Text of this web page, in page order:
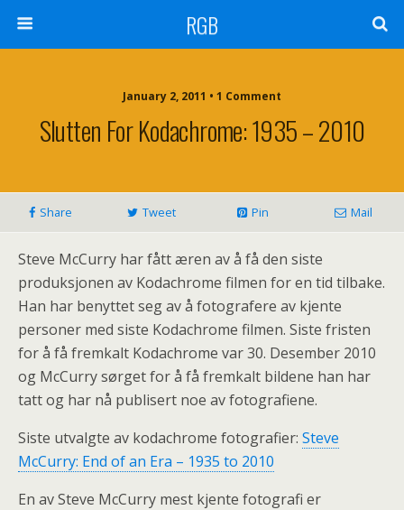
RGB
January 2, 2011 • 1 Comment
Slutten For Kodachrome: 1935 – 2010
Share Tweet Pin Mail
Steve McCurry har fått æren av å få den siste
produksjonen av Kodachrome filmen for en tid tilbake.
Han har benyttet seg av å fotografere av kjente
personer med siste Kodachrome filmen. Siste fristen
for å få fremkalt Kodachrome var 30. Desember 2010
og McCurry sørget for å få fremkalt bildene han har
tatt og har nå publisert noe av fotografiene.
Siste utvalgte av kodachrome fotografier: Steve
McCurry: End of an Era – 1935 to 2010
En av Steve McCurry mest kjente fotografi er